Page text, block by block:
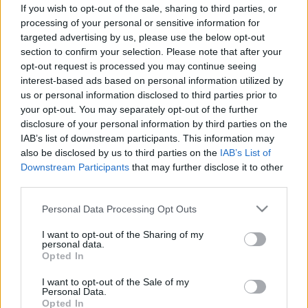
If you wish to opt-out of the sale, sharing to third parties, or
processing of your personal or sensitive information for
targeted advertising by us, please use the below opt-out
section to confirm your selection. Please note that after your
opt-out request is processed you may continue seeing
interest-based ads based on personal information utilized by
us or personal information disclosed to third parties prior to
your opt-out. You may separately opt-out of the further
disclosure of your personal information by third parties on the
IAB’s list of downstream participants. This information may
also be disclosed by us to third parties on the IAB’s List of
Downstream Participants that may further disclose it to other
Please note that this website/app uses one or more Google
not limited to your visit or usage behaviour. You may click to
grant or deny consent to Google and its third-party tags to
use your data for below specified purposes in below Google
consent section.
Personal Data Processing Opt Outs
I want to opt-out of the Sharing of my
personal data.
Opted In
I want to opt-out of the Sale of my
Personal Data.
Opted In